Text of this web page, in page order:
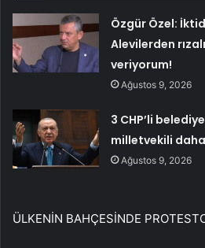
Özgür Özel:
Alevilerden
veriyorum!
Ağustos 9, 2026
3 CHP’li
milletvekili
Ağustos 9, 2026
ÜLKENİN BAHÇESİNDE